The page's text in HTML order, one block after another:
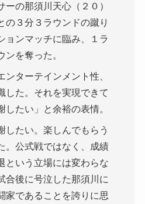
ーの那須川天心（２０）
の３分３ラウンドの蹴り
ョンマッチに臨み、１ラ
ンを奪った。
ンターテインメント性、
した。それを実現できて
したい」と余裕の表情。
したい。楽しんでもらう
。公式戦ではなく、成績
という立場には変わらな
合後に号泣した那須川に
家であることを誇りに思